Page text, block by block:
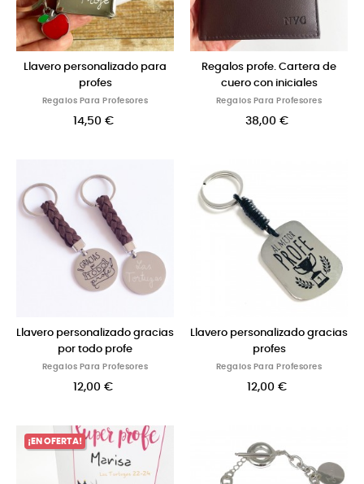
Llavero personalizado para
profes
Regalos Para Profesores
14,50 €
Regalos profe. Cartera de
cuero con iniciales
Regalos Para Profesores
38,00 €
Llavero personalizado gracias
por todo profe
Regalos Para Profesores
12,00 €
Llavero personalizado gracias
profes
Regalos Para Profesores
12,00 €
¡EN OFERTA!